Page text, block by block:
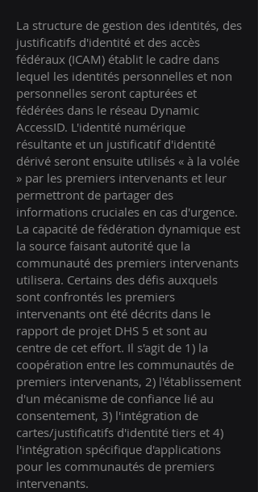
La structure de gestion des identités, des
justificatifs d'identité et des accès
fédéraux (ICAM) établit le cadre dans
lequel les identités personnelles et non
personnelles seront capturées et
fédérées dans le réseau Dynamic
AccessID. L'identité numérique
résultante et un justificatif d'identité
dérivé seront ensuite utilisés « à la volée
» par les premiers intervenants et leur
permettront de partager des
informations cruciales en cas d'urgence.
La capacité de fédération dynamique est
la source faisant autorité que la
communauté des premiers intervenants
utilisera. Certains des défis auxquels
sont confrontés les premiers
intervenants ont été décrits dans le
rapport de projet DHS 5 et sont au
centre de cet effort. Il s'agit de 1) la
coopération entre les communautés de
premiers intervenants, 2) l'établissement
d'un mécanisme de confiance lié au
consentement, 3) l'intégration de
cartes/justificatifs d'identité tiers et 4)
l'intégration spécifique d'applications
pour les communautés de premiers
intervenants.